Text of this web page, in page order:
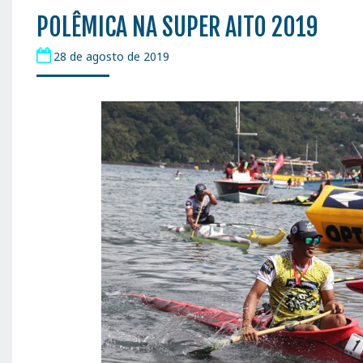
POLÊMICA NA SUPER AITO 2019
28 de agosto de 2019